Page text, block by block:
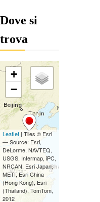
Dove si
trova